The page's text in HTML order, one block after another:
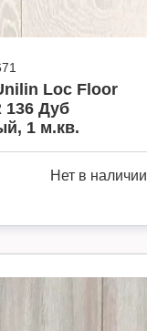
Loc Floor
136 Дуб
1 м.кв.
Нет в наличии